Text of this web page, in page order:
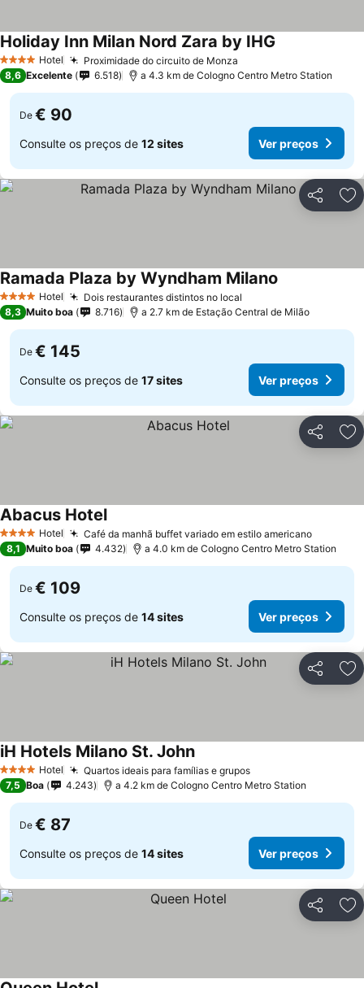
4 EstrelasHotel Proximidade do circuito de Monza
Holiday Inn Milan Nord Zara by IHG
8,6 Excelente 6.518 a 4.3 km de Cologno Centro Metro Station
De € 90
Consulte os preços de 12 sites Ver preços
Partilhar
4 EstrelasHotel Dois restaurantes distintos no local
Ramada Plaza by Wyndham Milano
8,3 Muito boa 8.716 a 2.7 km de Estação Central de Milão
De € 145
Consulte os preços de 17 sites Ver preços
Partilhar
4 EstrelasHotel Café da manhã buffet variado em estilo americanoVer
Abacus HotelVer preços
8,1 Muito boa 4.432 a 4.0 km de Cologno Centro Metro Station
De € 109
Consulte os preços de 14 sites Ver preços
Partilhar
4 EstrelasHotel Quartos ideais para famílias e gruposVer preços
iH Hotels Milano St. JohnVer preços
7,5 Boa 4.243 a 4.2 km de Cologno Centro Metro Station
De € 87
Consulte os preços de 14 sites Ver preços
Partilhar